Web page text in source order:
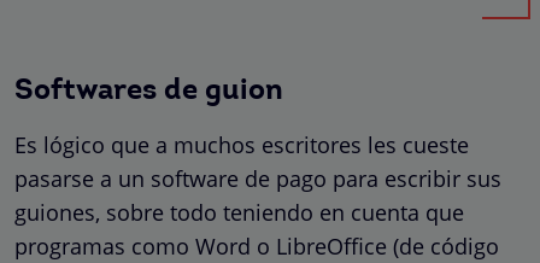
Softwares de guion
Es lógico que a muchos escritores les cueste
pasarse a un software de pago para escribir sus
guiones, sobre todo teniendo en cuenta que
programas como Word o LibreOffice (de código